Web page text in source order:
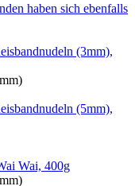
haben sich ebenfalls
(3mm),
(5mm),
Wai, 400g